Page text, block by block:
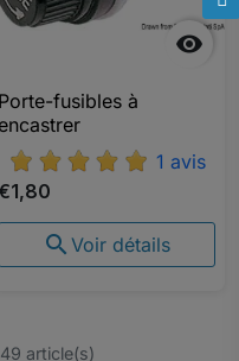

Porte-fusibles à
encastrer
1 avis
 Voir détails
article(s)